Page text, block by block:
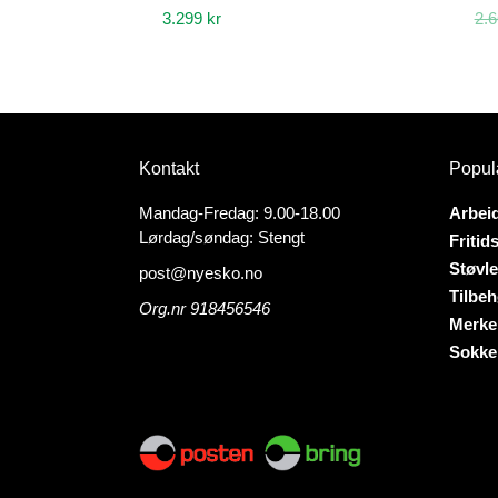
3.299 kr
har
varianter.
kan
velges
produktsiden
har
kan
velges
på
Kontakt
Mandag-Fredag: 9.00-18.00
Lørdag/søndag: Stengt
post@nyesko.no
Org.nr 918456546